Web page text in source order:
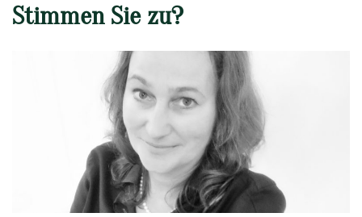
Stimmen Sie zu?